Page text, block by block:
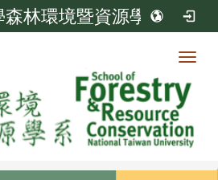
森林環境暨資源學系